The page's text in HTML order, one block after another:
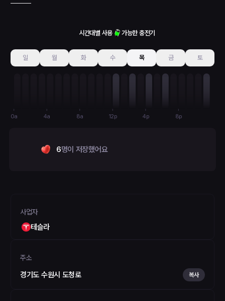
시간대별 사용 가능한 충전기
일 월 화 수 목 금 토
0a 4a 8a 12p 4p 8p
6명이 저장했어요
사업자
테슬라
주소
경기도 수원시 도청로 복사